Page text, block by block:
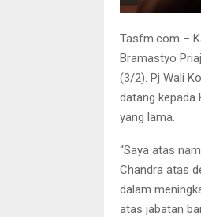
Tasfm.com –
Bramastyo
(3/2). Pj Wali
datang kepada
yang lama.
“Saya atas
Chandra atas
dalam
atas jabatan